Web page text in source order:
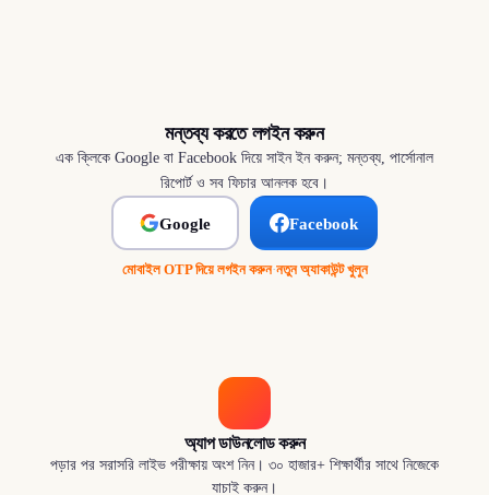
মন্তব্য করতে লগইন করুন
এক ক্লিকে Google বা Facebook দিয়ে সাইন ইন করুন; মন্তব্য, পার্সোনাল
রিপোর্ট ও সব ফিচার আনলক হবে।
Google Facebook
মোবাইল OTP দিয়ে লগইন করুন·নতুন অ্যাকাউন্ট খুলুন
অ্যাপ ডাউনলোড করুন
পড়ার পর সরাসরি লাইভ পরীক্ষায় অংশ নিন। ৩০ হাজার+ শিক্ষার্থীর সাথে নিজেকে
যাচাই করুন।